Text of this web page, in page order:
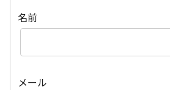
名前
メール